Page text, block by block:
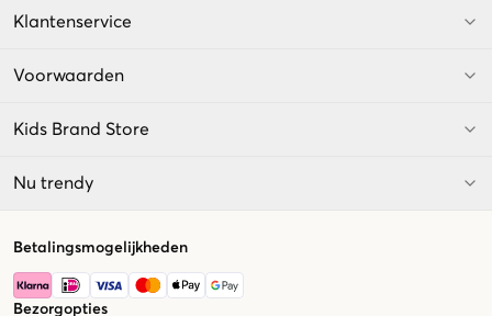
Klantenservice
Voorwaarden
Kids Brand Store
Nu trendy
Betalingsmogelijkheden
Bezorgopties